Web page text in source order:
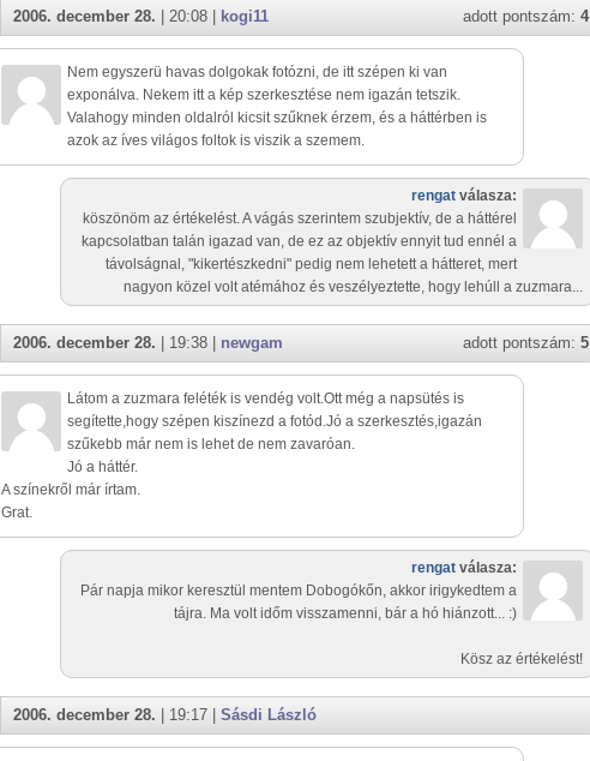
adott pontszám: 4
2006. december 28. | 20:08 | kogi11
Nem egyszerü havas dolgokak fotózni, de itt szépen ki van
exponálva. Nekem itt a kép szerkesztése nem igazán tetszik.
Valahogy minden oldalról kicsit szűknek érzem, és a háttérben is
azok az íves világos foltok is viszik a szemem.
rengat válasza:
köszönöm az értékelést. A vágás szerintem szubjektív, de a háttérel
kapcsolatban talán igazad van, de ez az objektív ennyit tud ennél a
távolságnal, "kikertészkedni" pedig nem lehetett a hátteret, mert
nagyon közel volt atémához és veszélyeztette, hogy lehúll a zuzmara...
adott pontszám: 5
2006. december 28. | 19:38 | newgam
Látom a zuzmara feléték is vendég volt.Ott még a napsütés is
segítette,hogy szépen kiszínezd a fotód.Jó a szerkesztés,igazán
szűkebb már nem is lehet de nem zavaróan.
Jó a háttér.
A színekről már írtam.
Grat.
rengat válasza:
Pár napja mikor keresztül mentem Dobogókőn, akkor irigykedtem a
tájra. Ma volt időm visszamenni, bár a hó hiánzott... :)
Kösz az értékelést!
2006. december 28. | 19:17 | Sásdi László